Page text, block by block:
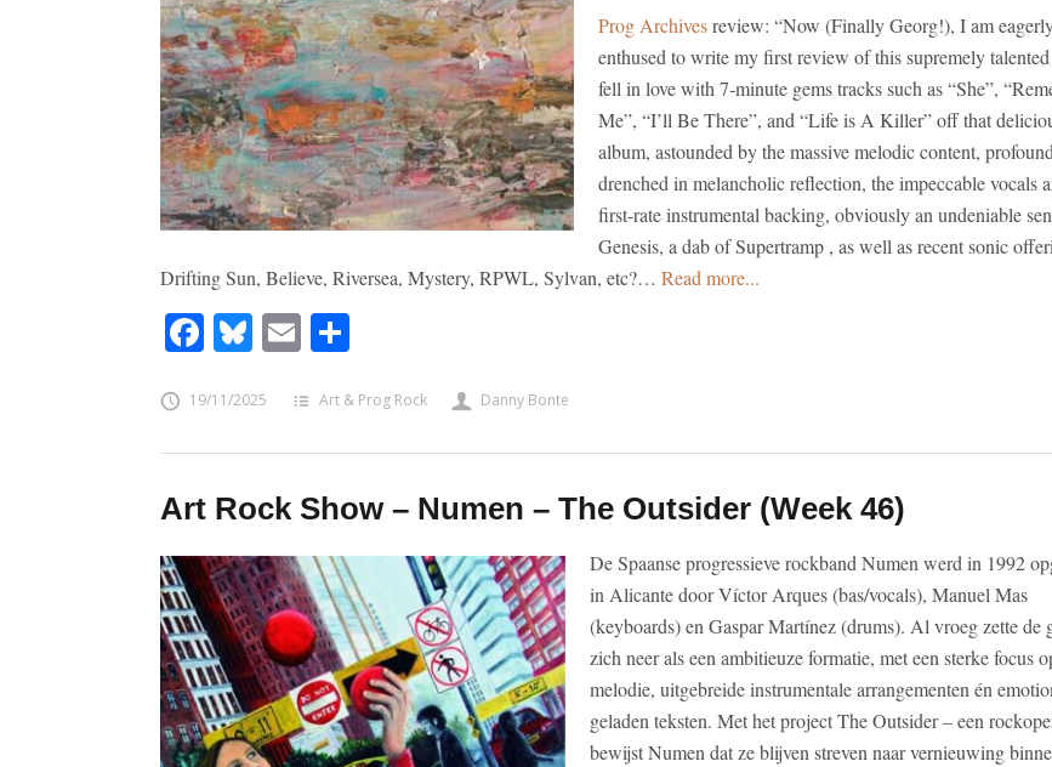
Prog Archivesreview: “Now (Finally Georg!), I am
enthused to write my first review of this supremely
fell in love with 7-minute gems tracks such as “She”,
Me”, “I’ll Be There”, and “Life is A Killer” off that
album, astounded by the massive melodic content,
drenched in melancholic reflection, the impeccable vocals
first-rate instrumental backing, obviously an undeniable
Genesis, a dab of Supertramp , as well as recent sonic
Drifting Sun, Believe, Riversea, Mystery, RPWL, Sylvan, etc?… Read more...
Facebook
Bluesky
Email
19/11/2025 Art & Prog Rock Danny Bonte
Art Rock Show – Numen – The Outsider (Week 46)
De Spaanse progressieve rockband Numen werd in 1992
in Alicante door Víctor Arques (bas/vocals), Manuel Mas
(keyboards) en Gaspar Martínez (drums). Al vroeg zette de
zich neer als een ambitieuze formatie, met een sterke focus
melodie, uitgebreide instrumentale arrangementen én
geladen teksten. Met het project The Outsider – een
bewijst Numen dat ze blijven streven naar vernieuwing